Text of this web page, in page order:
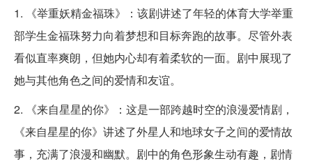
1. 《举重妖精金福珠》：该剧讲述了年轻的体育大学举重
部学生金福珠努力向着梦想和目标奔跑的故事。尽管外表
看似直率爽朗，但她内心却有着柔软的一面。剧中展现了
她与其他角色之间的爱情和友谊。
2. 《来自星星的你》：这是一部跨越时空的浪漫爱情剧，
《来自星星的你》讲述了外星人和地球女子之间的爱情故
事，充满了浪漫和幽默。剧中的角色形象生动有趣，剧情